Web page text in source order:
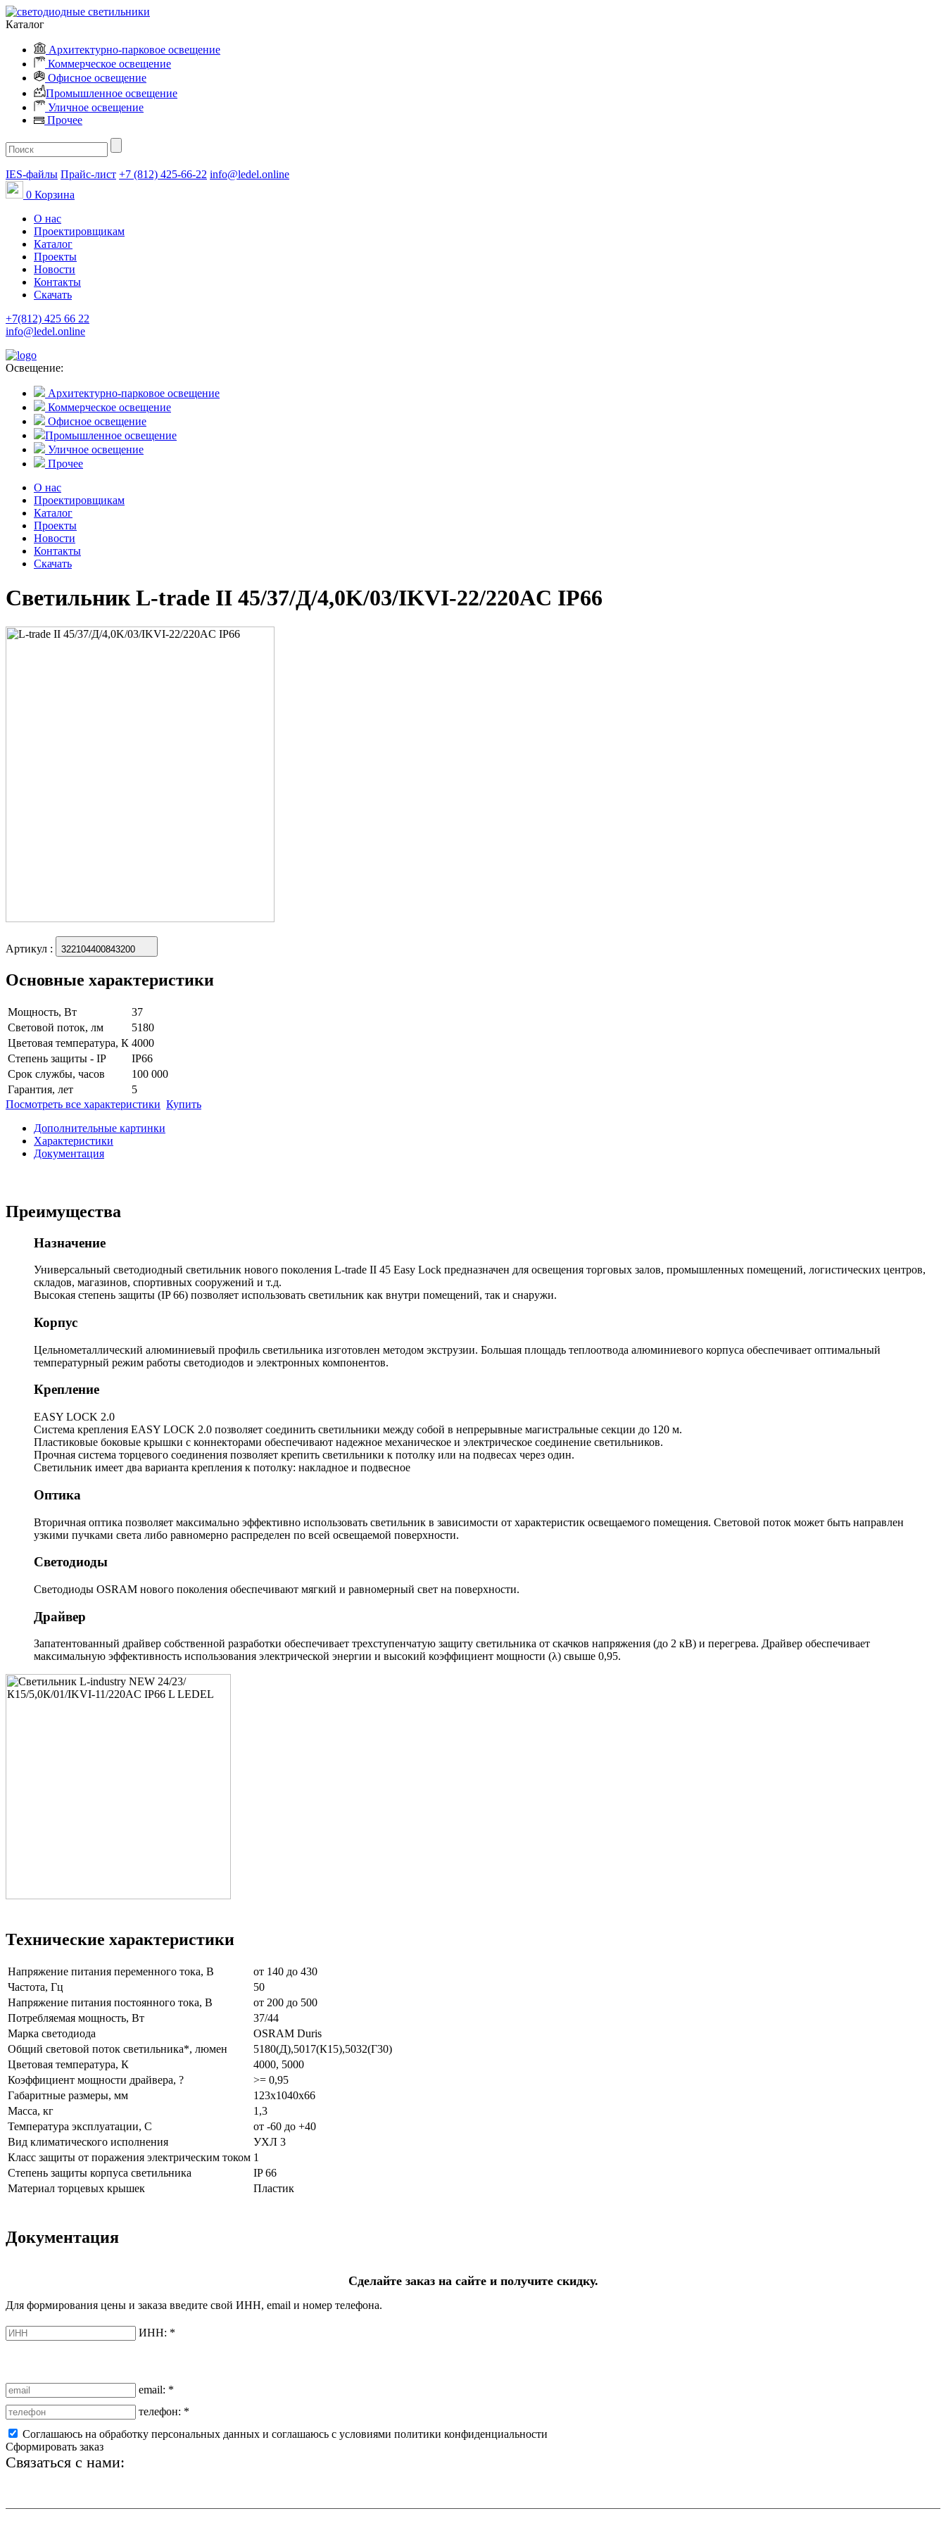
Каталог
Архитектурно-парковое освещение
Коммерческое освещение
Офисное освещение
Промышленное освещение
Уличное освещение
Прочее
IES-файлы Прайс-лист +7 (812) 425-66-22 info@ledel.online
0 Корзина
О нас
Проектировщикам
Каталог
Проекты
Новости
Контакты
Скачать
+7(812) 425 66 22
info@ledel.online
Освещение:
Архитектурно-парковое освещение
Коммерческое освещение
Офисное освещение
Промышленное освещение
Уличное освещение
Прочее
О нас
Проектировщикам
Каталог
Проекты
Новости
Контакты
Скачать
Светильник L-trade II 45/37/Д/4,0K/03/IKVI-22/220AC IP66
Артикул : 322104400843200
Основные характеристики
Мощность, Вт
37
Световой поток, лм
5180
Цветовая температура, К 4000
Степень защиты - IP
IP66
Срок службы, часов
100 000
Гарантия, лет
5
Посмотреть все характеристики Купить
Дополнительные картинки
Характеристики
Документация
Преимущества
Назначение
Универсальный светодиодный светильник нового поколения L-trade II 45 Easy Lock предназначен для освещения торговых залов, промышленных помещений, логистических центров,
складов, магазинов, спортивных сооружений и т.д.
Высокая степень защиты (IP 66) позволяет использовать светильник как внутри помещений, так и снаружи.
Корпус
Цельнометаллический алюминиевый профиль светильника изготовлен методом экструзии. Большая площадь теплоотвода алюминиевого корпуса обеспечивает оптимальный
температурный режим работы светодиодов и электронных компонентов.
Крепление
EASY LOCK 2.0
Система крепления EASY LOCK 2.0 позволяет соединить светильники между собой в непрерывные магистральные секции до 120 м.
Пластиковые боковые крышки с коннекторами обеспечивают надежное механическое и электрическое соединение светильников.
Прочная система торцевого соединения позволяет крепить светильники к потолку или на подвесах через один.
Светильник имеет два варианта крепления к потолку: накладное и подвесное
Оптика
Вторичная оптика позволяет максимально эффективно использовать светильник в зависимости от характеристик освещаемого помещения. Световой поток может быть направлен
узкими пучками света либо равномерно распределен по всей освещаемой поверхности.
Светодиоды
Светодиоды OSRAM нового поколения обеспечивают мягкий и равномерный свет на поверхности.
Драйвер
Запатентованный драйвер собственной разработки обеспечивает трехступенчатую защиту светильника от скачков напряжения (до 2 кВ) и перегрева. Драйвер обеспечивает
максимальную эффективность использования электрической энергии и высокий коэффициент мощности (λ) свыше 0,95.
Технические характеристики
Напряжение питания переменного тока, В
от 140 до 430
Частота, Гц
50
Напряжение питания постоянного тока, В
от 200 до 500
Потребляемая мощность, Вт
37/44
Марка светодиода
OSRAM Duris
Общий световой поток светильника*, люмен
5180(Д),5017(К15),5032(Г30)
Цветовая температура, К
4000, 5000
Коэффициент мощности драйвера, ?
>= 0,95
Габаритные размеры, мм
123х1040х66
Масса, кг
1,3
Температура эксплуатации, С
от -60 до +40
Вид климатического исполнения
УХЛ 3
Класс защиты от поражения электрическим током 1
Степень защиты корпуса светильника
IP 66
Материал торцевых крышек
Пластик
Документация
Сделайте заказ на сайте и получите скидку.
Для формирования цены и заказа введите свой ИНН, email и номер телефона.
ИНН: *
email: *
телефон: *
Соглашаюсь на обработку персональных данных и соглашаюсь с условиями политики конфиденциальности
Сформировать заказ
Связаться с нами: